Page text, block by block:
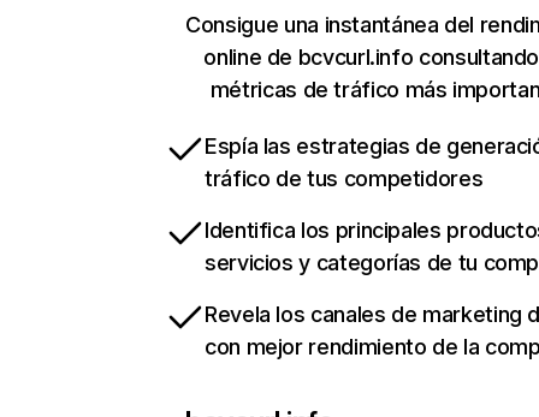
Consigue una instantánea del
online de bcvcurl.info
métricas de tráfico más
Espía las estrategias de
tráfico de tus competidores
Identifica los principales
servicios y categorías de tu
Revela los canales de marketing
con mejor rendimiento de la